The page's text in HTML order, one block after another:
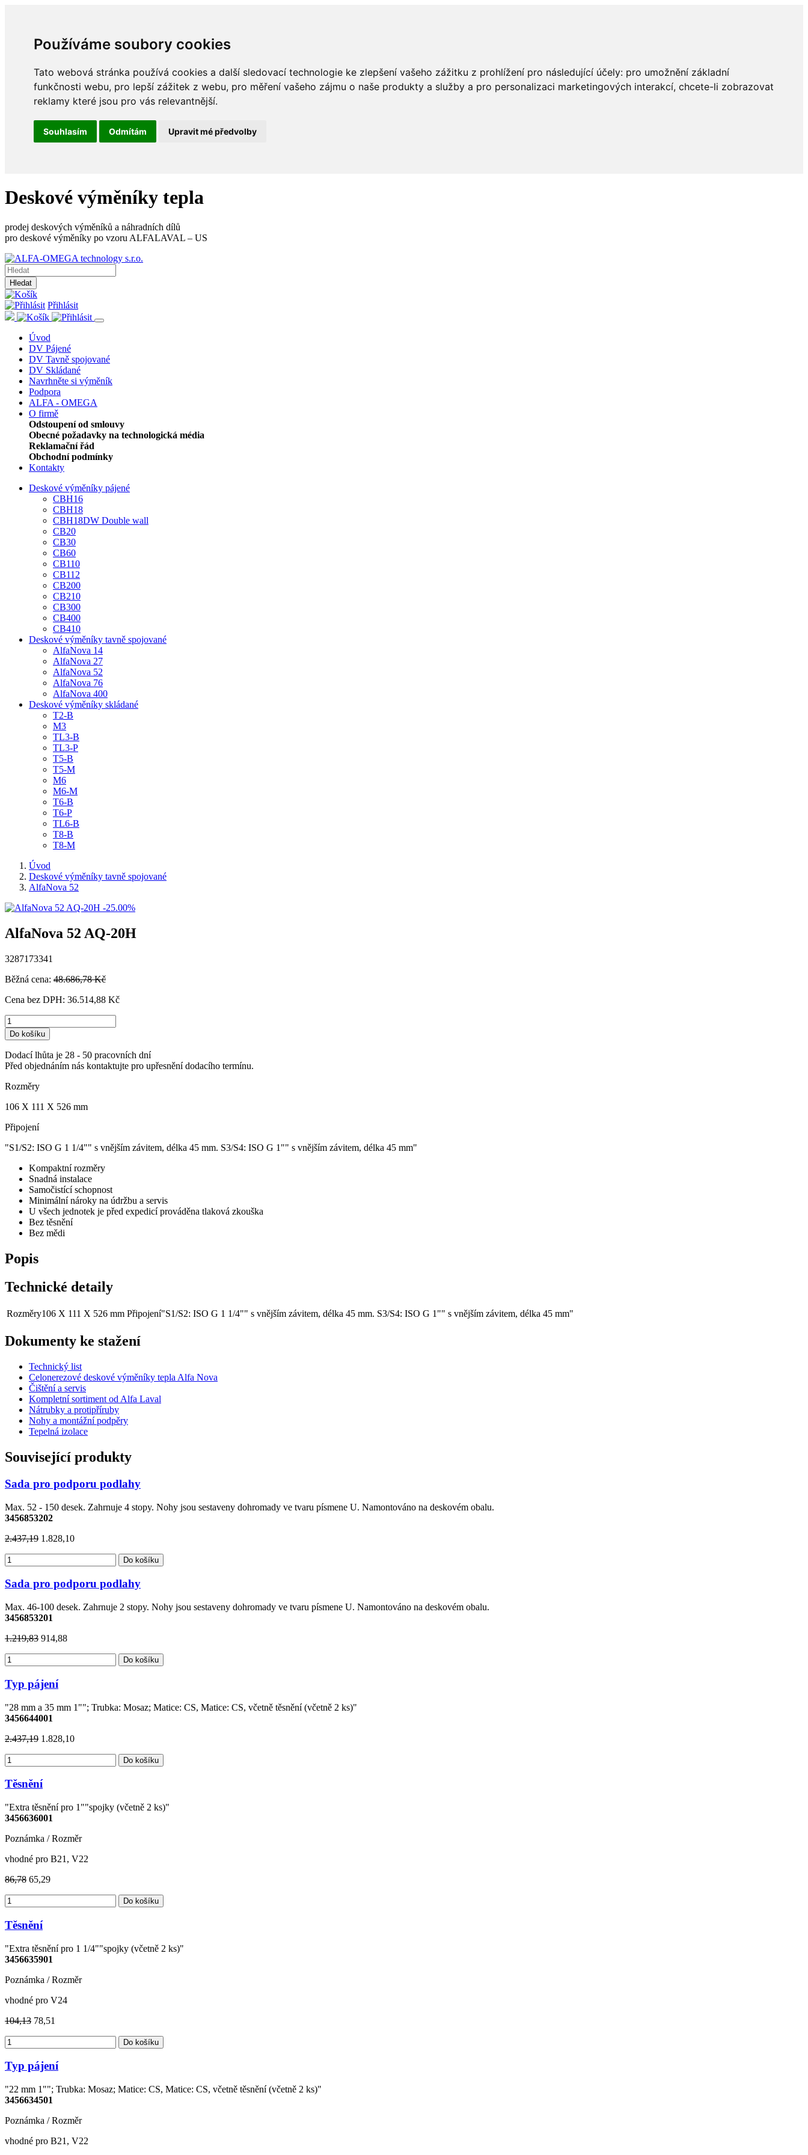
Používáme soubory cookies
Tato webová stránka používá cookies a další sledovací technologie ke zlepšení vašeho zážitku z prohlížení pro následující účely: pro umožnění základní
funkčnosti webu, pro lepší zážitek z webu, pro měření vašeho zájmu o naše produkty a služby a pro personalizaci marketingových interakcí, chcete-li zobrazovat
reklamy které jsou pro vás relevantnější.
Souhlasím Odmítám Upravit mé předvolby
Deskové výměníky tepla
prodej deskových výměníků a náhradních dílů
pro deskové výměníky po vzoru ALFALAVAL – US
Hledat
Přihlásit
Úvod
DV Pájené
DV Tavně spojované
DV Skládané
Navrhněte si výměník
Podpora
ALFA - OMEGA
O firmě
Odstoupení od smlouvy
Obecné požadavky na technologická média
Reklamační řád
Obchodní podmínky
Kontakty
Deskové výměníky pájené
CBH16
CBH18
CBH18DW Double wall
CB20
CB30
CB60
CB110
CB112
CB200
CB210
CB300
CB400
CB410
Deskové výměníky tavně spojované
AlfaNova 14
AlfaNova 27
AlfaNova 52
AlfaNova 76
AlfaNova 400
Deskové výměníky skládané
T2-B
M3
TL3-B
TL3-P
T5-B
T5-M
M6
M6-M
T6-B
T6-P
TL6-B
T8-B
T8-M
Úvod
Deskové výměníky tavně spojované
AlfaNova 52
-25.00%
AlfaNova 52 AQ-20H
3287173341
Běžná cena: 48.686,78 Kč
Cena bez DPH: 36.514,88 Kč
Do košíku
Dodací lhůta je 28 - 50 pracovních dní
Před objednáním nás kontaktujte pro upřesnění dodacího termínu.
Rozměry
106 X 111 X 526 mm
Připojení
"S1/S2: ISO G 1 1/4"" s vnějším závitem, délka 45 mm. S3/S4: ISO G 1"" s vnějším závitem, délka 45 mm"
Kompaktní rozměry
Snadná instalace
Samočistící schopnost
Minimální nároky na údržbu a servis
U všech jednotek je před expedicí prováděna tlaková zkouška
Bez těsnění
Bez mědi
Popis
Technické detaily
Rozměry106 X 111 X 526 mm Připojení"S1/S2: ISO G 1 1/4"" s vnějším závitem, délka 45 mm. S3/S4: ISO G 1"" s vnějším závitem, délka 45 mm"
Dokumenty ke stažení
Technický list
Celonerezové deskové výměníky tepla Alfa Nova
Čištění a servis
Kompletní sortiment od Alfa Laval
Nátrubky a protipříruby
Nohy a montážní podpěry
Tepelná izolace
Související produkty
Sada pro podporu podlahy
Max. 52 - 150 desek. Zahrnuje 4 stopy. Nohy jsou sestaveny dohromady ve tvaru písmene U. Namontováno na deskovém obalu.
3456853202
2.437,19 1.828,10
Do košíku
Sada pro podporu podlahy
Max. 46-100 desek. Zahrnuje 2 stopy. Nohy jsou sestaveny dohromady ve tvaru písmene U. Namontováno na deskovém obalu.
3456853201
1.219,83 914,88
Do košíku
Typ pájení
"28 mm a 35 mm 1""; Trubka: Mosaz; Matice: CS, Matice: CS, včetně těsnění (včetně 2 ks)"
3456644001
2.437,19 1.828,10
Do košíku
Těsnění
"Extra těsnění pro 1""spojky (včetně 2 ks)"
3456636001
Poznámka / Rozměr
vhodné pro B21, V22
86,78 65,29
Do košíku
Těsnění
"Extra těsnění pro 1 1/4""spojky (včetně 2 ks)"
3456635901
Poznámka / Rozměr
vhodné pro V24
104,13 78,51
Do košíku
Typ pájení
"22 mm 1""; Trubka: Mosaz; Matice: CS, Matice: CS, včetně těsnění (včetně 2 ks)"
3456634501
Poznámka / Rozměr
vhodné pro B21, V22